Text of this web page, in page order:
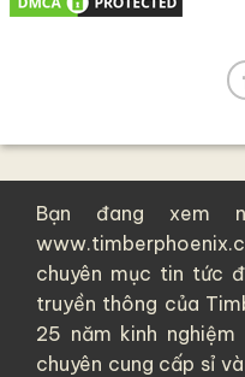
Bạn đang xem
chuyên mục tin tức
truyền thông của
25 năm kinh
chuyên cung cấp sỉ